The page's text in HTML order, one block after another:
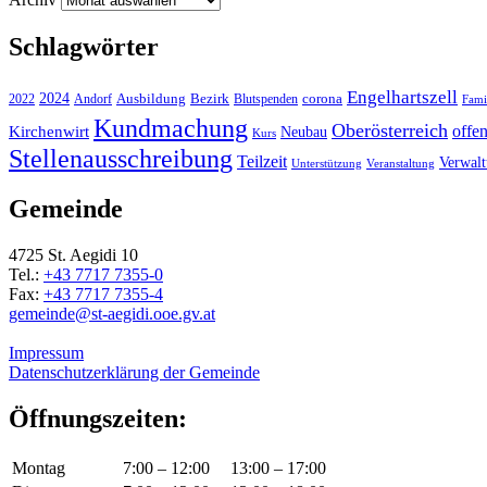
Schlagwörter
2022 2024 Andorf Ausbildung Bezirk Blutspenden corona Engelhartszell
Kirchenwirt Kundmachung Kurs Neubau Oberösterreich
Stellenausschreibung Teilzeit Unterstützung Veranstaltung
Gemeinde
4725 St. Aegidi 10
Tel.: +43 7717 7355-0
Fax: +43 7717 7355-4
gemeinde@st-aegidi.ooe.gv.at
Impressum
Datenschutzerklärung der Gemeinde
Öffnungszeiten:
Montag 7:00 – 12:00
13:00 – 17:00